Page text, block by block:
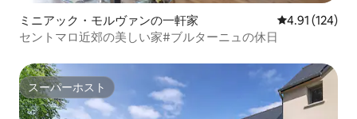
ミニアック・モルヴァンの一軒家 レビュー124
4.91 (124)
セントマロ近郊の美しい家#ブルターニュの休日
スーパーホスト
スーパーホスト